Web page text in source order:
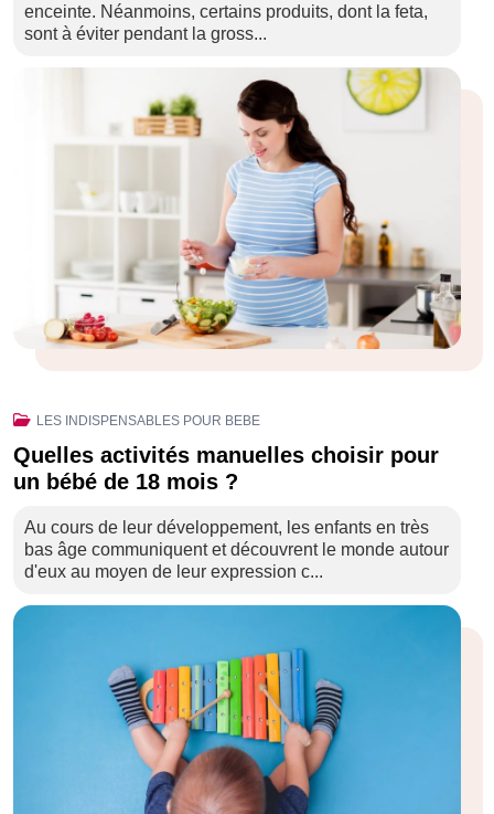
enceinte. Néanmoins, certains produits, dont la feta,
sont à éviter pendant la gross...
LES INDISPENSABLES POUR BEBE
Quelles activités manuelles choisir pour
un bébé de 18 mois ?
Au cours de leur développement, les enfants en très
bas âge communiquent et découvrent le monde autour
d'eux au moyen de leur expression c...